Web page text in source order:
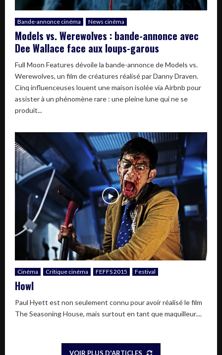
Bande-annonce cinéma News cinéma
Models vs. Werewolves : bande-annonce avec
Dee Wallace face aux loups-garous
Full Moon Features dévoile la bande-annonce de Models vs.
Werewolves, un film de créatures réalisé par Danny Draven.
Cinq influenceuses louent une maison isolée via Airbnb pour
assister à un phénomène rare : une pleine lune qui ne se
produit...
Cinéma Critique cinéma FEFFS 2015 Festival
Howl
Paul Hyett est non seulement connu pour avoir réalisé le film
The Seasoning House, mais surtout en tant que maquilleur....
VOIR PLUS D'ARTICLES